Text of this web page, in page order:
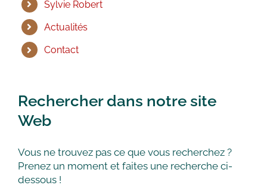
Sylvie Robert
Actualités
Contact
Rechercher dans notre site
Web
Vous ne trouvez pas ce que vous recherchez ?
Prenez un moment et faites une recherche ci-
dessous !